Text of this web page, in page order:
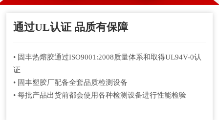
通过UL认证 品质有保障
• 固丰热熔胶通过ISO9001:2008质量体系和取得UL94V-0认
证
• 固丰塑胶厂配备全套品质检测设备
• 每批产品出货前都会使用各种检测设备进行性能检验